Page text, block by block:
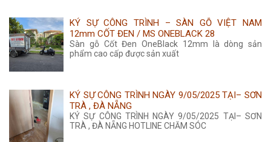
KÝ SỰ CÔNG TRÌNH – SÀN GỖ VIỆT NAM
12mm CỐT ĐEN / MS ONEBLACK 28
Sàn gỗ Cốt Đen OneBlack 12mm là dòng sản
phẩm cao cấp được sản xuất
KÝ SỰ CÔNG TRÌNH NGÀY 9/05/2025 TẠI– SƠN
TRÀ , ĐÀ NẴNG
KÝ SỰ CÔNG TRÌNH NGÀY 9/05/2025 TẠI– SƠN
TRÀ , ĐÀ NẴNG HOTLINE CHĂM SÓC